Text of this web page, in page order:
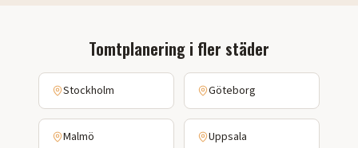
Tomtplanering i fler städer
Stockholm Göteborg
Malmö Uppsala